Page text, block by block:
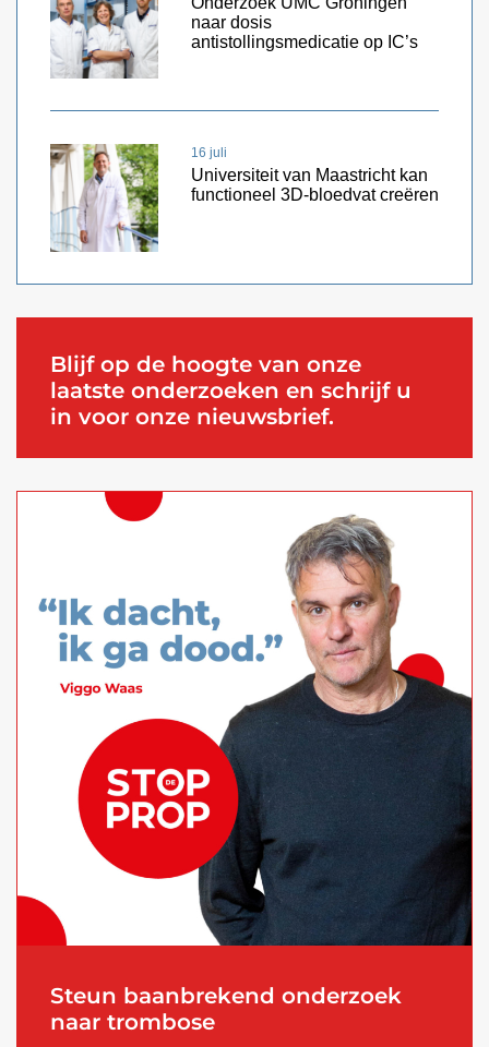
naar dosis
antistollingsmedicatie op IC’s
16 juli
Universiteit van Maastricht kan
functioneel 3D-bloedvat creëren
Blijf op de hoogte van onze
laatste onderzoeken en schrijf u
in voor onze nieuwsbrief.
Steun baanbrekend onderzoek
naar trombose